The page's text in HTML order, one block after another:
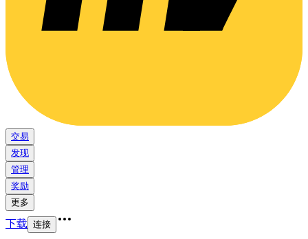
交易
发现
管理
奖励
更多
下载 连接